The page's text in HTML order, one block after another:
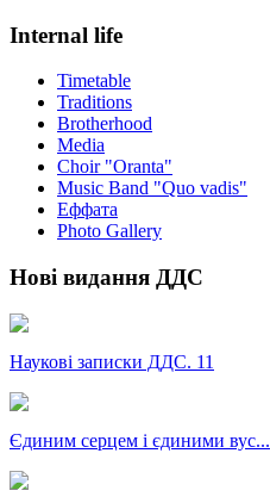
Internal life
Timetable
Traditions
Brotherhood
Media
Choir "Oranta"
Music Band "Quo vadis"
Еффата
Photo Gallery
Нові видання ДДС
Наукові записки ДДС. 11
Єдиним серцем і єдиними вус...